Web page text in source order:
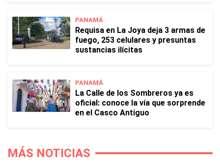
PANAMÁ
Requisa en La Joya deja 3 armas de
fuego, 253 celulares y presuntas
sustancias ilícitas
PANAMÁ
La Calle de los Sombreros ya es
oficial: conoce la vía que sorprende
en el Casco Antiguo
MÁS NOTICIAS